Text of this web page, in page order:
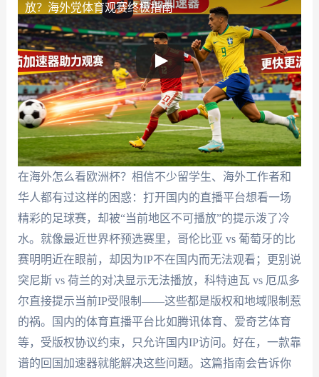
放？海外党体育观赛终极指南
在海外怎么看欧洲杯？相信不少留学生、海外工作者和
华人都有过这样的困惑：打开国内的直播平台想看一场
精彩的足球赛，却被“当前地区不可播放”的提示泼了冷
水。就像最近世界杯预选赛里，哥伦比亚 vs 葡萄牙的比
赛明明近在眼前，却因为IP不在国内而无法观看；更别说
突尼斯 vs 荷兰的对决显示无法播放，科特迪瓦 vs 厄瓜多
尔直接提示当前IP受限制——这些都是版权和地域限制惹
的祸。国内的体育直播平台比如腾讯体育、爱奇艺体育
等，受版权协议约束，只允许国内IP访问。好在，一款靠
谱的回国加速器就能解决这些问题。这篇指南会告诉你